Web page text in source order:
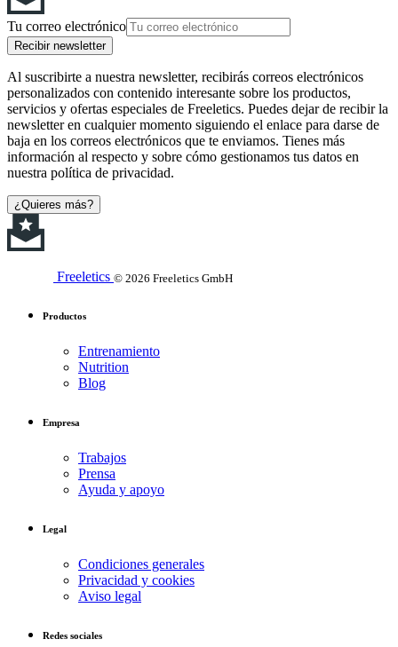
Tu correo electrónico
Recibir newsletter
Al suscribirte a nuestra newsletter, recibirás correos electrónicos
personalizados con contenido interesante sobre los productos,
servicios y ofertas especiales de Freeletics. Puedes dejar de recibir la
newsletter en cualquier momento siguiendo el enlace para darse de
baja en los correos electrónicos que te enviamos. Tienes más
información al respecto y sobre cómo gestionamos tus datos en
nuestra política de privacidad.
¿Quieres más?
Freeletics © 2026 Freeletics GmbH
Productos
Entrenamiento
Nutrition
Blog
Empresa
Trabajos
Prensa
Ayuda y apoyo
Legal
Condiciones generales
Privacidad y cookies
Aviso legal
Redes sociales